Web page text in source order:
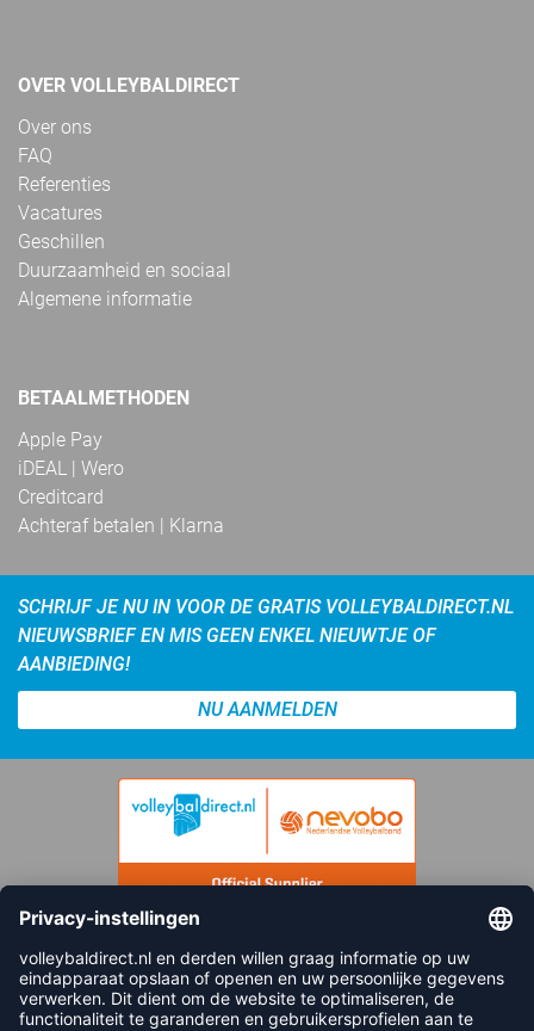
OVER VOLLEYBALDIRECT
Over ons
FAQ
Referenties
Vacatures
Geschillen
Duurzaamheid en sociaal
Algemene informatie
BETAALMETHODEN
Apple Pay
iDEAL | Wero
Creditcard
Achteraf betalen | Klarna
SCHRIJF JE NU IN VOOR DE GRATIS VOLLEYBALDIRECT.NL
NIEUWSBRIEF EN MIS GEEN ENKEL NIEUWTJE OF
AANBIEDING!
NU AANMELDEN